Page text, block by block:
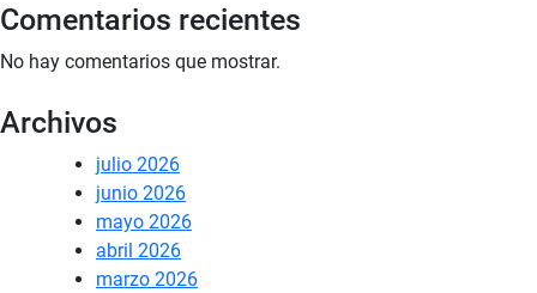
Comentarios recientes
No hay comentarios que mostrar.
Archivos
julio 2026
junio 2026
mayo 2026
abril 2026
marzo 2026